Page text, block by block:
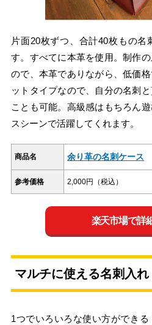
片面20枚ずつ、合計40枚もの
す。すべてに本革を使用。制作
ので、本革でありながら、低価
ットタイプなので、自分の名刺
ことも可能。高級感はもちろん
スシーンで活躍してくれます。
商品名 余り革の名刺ケース
参考価格 2,000円（税込）
楽天市場で詳
マルチに使える名刺入れ
1つでいろいろな使い方ができ